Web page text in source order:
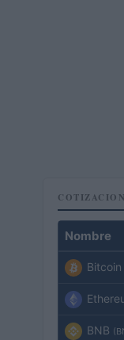
Nombre
Bitcoin
BNB